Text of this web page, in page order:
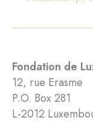
Fondation de
12, rue Erasme
P.O. Box 281
L-2012